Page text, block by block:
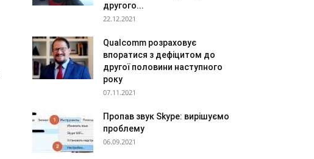
другого...
22.12.2021
Qualcomm розраховує
впоратися з дефіцитом до
другої половини наступного
року
07.11.2021
Пропав звук Skype: вирішуємо
проблему
06.09.2021